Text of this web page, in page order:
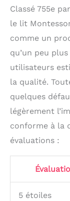
Classé 755e
le lit
comme un
qu’un peu
utilisateurs
la qualité.
quelques
légèrement
conforme à la
évaluations :
5 étoiles